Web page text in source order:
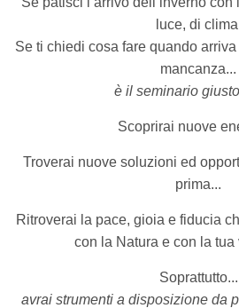
luce, di
Se ti chiedi cosa fare quando
mancanza...
è il seminario
Scoprirai nuove
Troverai nuove soluzioni ed
prima...
Ritroverai la pace, gioia e fiducia
con la Natura e con la
Soprattutto...
avrai strumenti a disposizione da